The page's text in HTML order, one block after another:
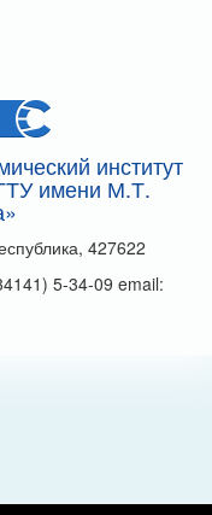
институт
имени М.Т.
427622
5-34-09 email: